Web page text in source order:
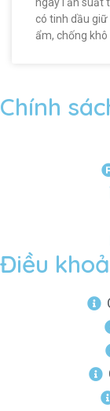
có tinh dầu
ẩm, chống
Chính
Điều